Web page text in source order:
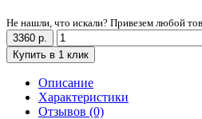
Не нашли, что искали? Привезем любой
3360 р.
Купить в 1 клик
Описание
Характеристики
Отзывов (0)